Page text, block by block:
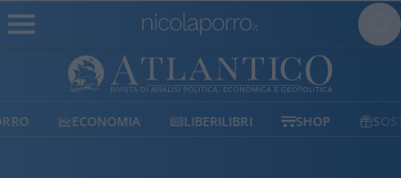
ECONOMIA LIBERILIBRI SHOP SOSTIENICI